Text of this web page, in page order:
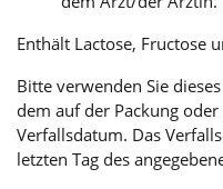
Enthält Lactose, Fructose
Bitte verwenden Sie
dem auf der Packung
Verfallsdatum. Das
letzten Tag des